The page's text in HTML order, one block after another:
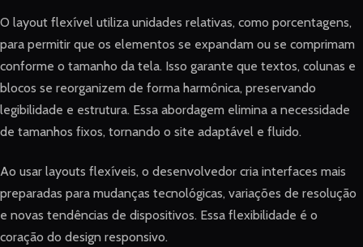
O layout flexível utiliza unidades relativas, como porcentagens,
para permitir que os elementos se expandam ou se comprimam
conforme o tamanho da tela. Isso garante que textos, colunas e
blocos se reorganizem de forma harmônica, preservando
legibilidade e estrutura. Essa abordagem elimina a necessidade
de tamanhos fixos, tornando o site adaptável e fluido.
Ao usar layouts flexíveis, o desenvolvedor cria interfaces mais
preparadas para mudanças tecnológicas, variações de resolução
e novas tendências de dispositivos. Essa flexibilidade é o
coração do design responsivo.